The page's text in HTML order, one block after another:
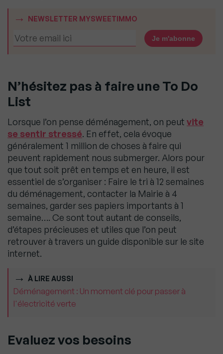
NEWSLETTER MYSWEETIMMO
N’hésitez pas à faire une To Do
List
Lorsque l’on pense déménagement, on peut vite
se sentir stressé. En effet, cela évoque
généralement 1 million de choses à faire qui
peuvent rapidement nous submerger. Alors pour
que tout soit prêt en temps et en heure, il est
essentiel de s’organiser : Faire le tri à 12 semaines
du déménagement, contacter la Mairie à 4
semaines, garder ses papiers importants à 1
semaine…. Ce sont tout autant de conseils,
d’étapes précieuses et utiles que l’on peut
retrouver à travers un guide disponible sur le site
internet.
À LIRE AUSSI
Déménagement : Un moment clé pour passer à
l'électricité verte
Evaluez vos besoins